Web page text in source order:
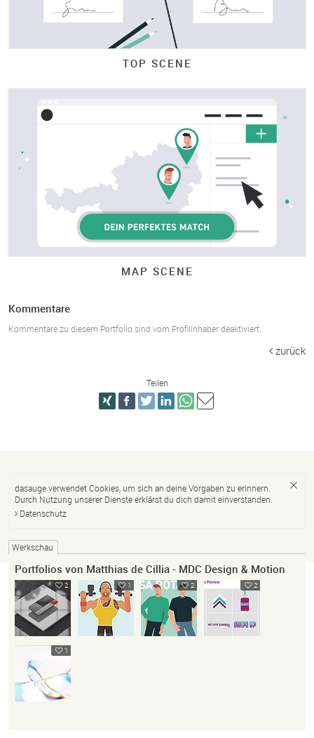
TOP SCENE
MAP SCENE
Kommentare
Kommentare zu diesem Portfolio sind vom Profilinhaber deaktiviert.
zurück
Teilen
dasauge verwendet Cookies, um sich an deine Vorgaben zu erinnern.
Durch Nutzung unserer Dienste erklärst du dich damit einverstanden.
Datenschutz
Werkschau
Portfolios von Matthias de Cillia - MDC Design & Motion
2 1 2 2
1